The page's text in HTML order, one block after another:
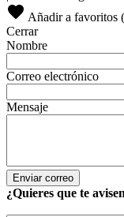
Añadir a favoritos (
Cerrar
Nombre
Correo electrónico
Mensaje
Enviar correo
¿Quieres que te